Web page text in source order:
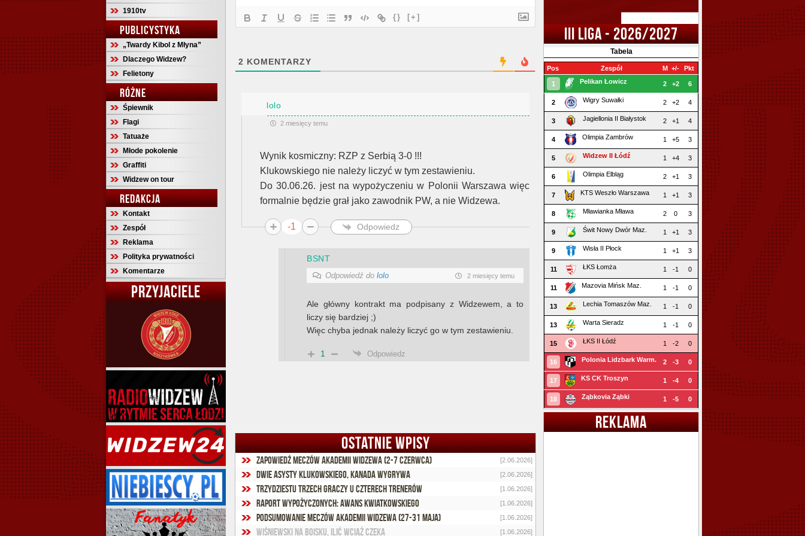
1910tv
PUBLICYSTYKA
„Twardy Kibol z Młyna”
Dlaczego Widzew?
Felietony
RÓŻNE
Śpiewnik
Flagi
Tatuaże
Młode pokolenie
Graffiti
Widzew on tour
REDAKCJA
Kontakt
Zespół
Reklama
Polityka prywatności
Komentarze
PRZYJACIELE
{} [+]
2 KOMENTARZY
lolo
2 miesięcy temu
Wynik kosmiczny: RZP z Serbią 3-0 !!!
Klukowskiego nie należy liczyć w tym zestawieniu.
Do 30.06.26. jest na wypożyczeniu w Polonii Warszawa więc
formalnie będzie grał jako zawodnik PW, a nie Widzewa.
-1 Odpowiedz
BSNT
Odpowiedź do lolo 2 miesięcy temu
Ale główny kontrakt ma podpisany z Widzewem, a to
liczy się bardziej ;)
Więc chyba jednak należy liczyć go w tym zestawieniu.
1 Odpowiedz
OSTATNIE WPISY
Zapowiedź meczów Akademii Widzewa (2-7 czerwca) [2.06.2026]
Dwie asysty Klukowskiego, Kanada wygrywa [2.06.2026]
Trzydziestu trzech graczy u czterech trenerów [1.06.2026]
Raport wypożyczonych: Awans Kwiatkowskiego [1.06.2026]
Podsumowanie meczów Akademii Widzewa (27-31 maja) [1.06.2026]
Wiśniewski na boisku, Ilić wciąż czeka [1.06.2026]
III LIGA - 2026/2027
Tabela
Pos Zespół M +/- Pkt
1 Pelikan Łowicz 2 +2 6
2 Wigry Suwałki 2 +2 4
3 Jagiellonia II Białystok 2 +1 4
4 Olimpia Zambrów 1 +5 3
5 Widzew II Łódź 1 +4 3
6 Olimpia Elbląg 2 +1 3
7 KTS Weszło Warszawa 1 +1 3
8 Mławianka Mława 2 0 3
9 Świt Nowy Dwór Maz. 1 +1 3
9 Wisła II Płock 1 +1 3
11 ŁKS Łomża 1 -1 0
11 Mazovia Mińsk Maz. 1 -1 0
13 Lechia Tomaszów Maz. 1 -1 0
13 Warta Sieradz 1 -1 0
15 ŁKS II Łódź 1 -2 0
16 Polonia Lidzbark Warm. 2 -3 0
17 KS CK Troszyn 1 -4 0
18 Ząbkovia Ząbki 1 -5 0
REKLAMA